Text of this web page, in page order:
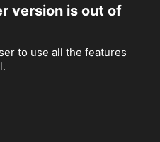
version is out of
to use all the features